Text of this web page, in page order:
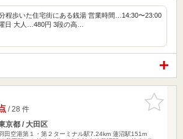
程歩いた住宅街にある銭湯 営業時間…14:30〜23:00
日 大人…480円 3段の高…
お気に入
りに追加
/ 28 件
京都 / 大田区
田空港第１・第２ターミナル駅7.24km 蓮沼駅151m